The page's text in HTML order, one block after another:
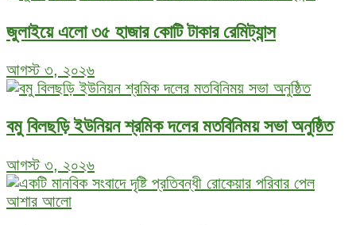
জুলাইয়ে এলো ৩৫ হাজার কোটি টাকার রেমিট্যান্স
আগস্ট ৩, ২০২৬
বমু বিলছড়ি ইউনিয়ন শ্রমিক দলের মতবিনিময় সভা অনুষ্ঠিত
আগস্ট ৩, ২০২৬